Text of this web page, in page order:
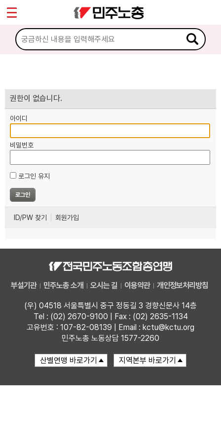
권한이 없습니다.
아이디
비밀번호
로그인 유지
ID/PW 찾기 회원가입
부설기관 민주노총 소개 오시는 길 이용약관 개인정보처리방침
(우) 04518 서울특별시 중구 정동길 3 경향신문사 14층
Tel : (02) 2670-9100 | Fax : (02) 2635-1134
고유번호 : 107-82-08139 | Email : kctu@kctu.org
민주노총 노동상담 1577-2260
마이페이지
소개
노동상담
자료
부설기관
업무